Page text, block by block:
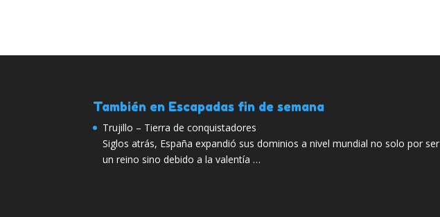
También en Escapadas fin de semana
Trujillo – Tierra de conquistadores
Siglos atrás, España expandió sus dominios a nivel mundial no solo por ser
un reino sino debido a la valentía …